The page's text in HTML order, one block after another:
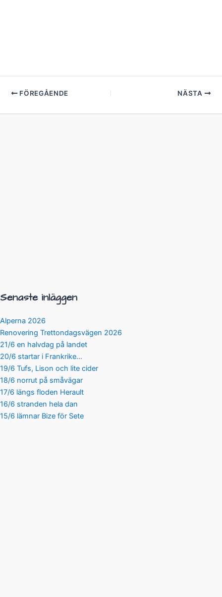
FÖREGÅENDE NÄSTA
Senaste inläggen
Alperna 2026
Renovering Trettondagsvägen 2026
21/6 en halvdag på landet
20/6 startar i Frankrike…
19/6 Tufs, Lison och lite cider
18/6 norrut på småvägar
17/6 längs floden Herault
16/6 stranden hela dan
15/6 lämnar Bize för Sete